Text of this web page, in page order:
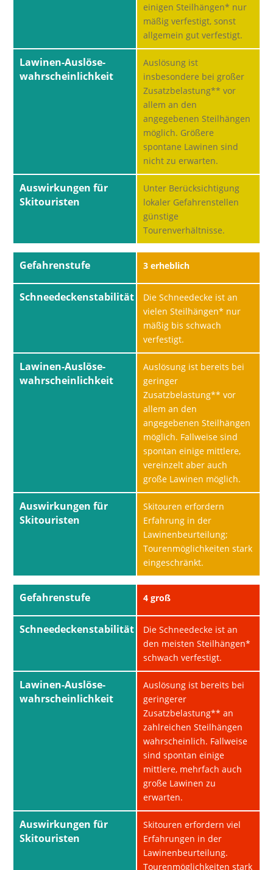
Lawinen-Auslöse-
wahrscheinlichkeit
Auswirkungen für
Skitouristen
einigen Steilhängen* nur
mäßig verfestigt, sonst
allgemein gut verfestigt.
Auslösung ist
insbesondere bei großer
Zusatzbelastung** vor
allem an den
angegebenen Steilhängen
möglich. Größere
spontane Lawinen sind
nicht zu erwarten.
Unter Berücksichtigung
lokaler Gefahrenstellen
günstige
Tourenverhältnisse.
Gefahrenstufe
Schneedeckenstabilität
Lawinen-Auslöse-
wahrscheinlichkeit
Auswirkungen für
Skitouristen
3 erheblich
Die Schneedecke ist an
vielen Steilhängen* nur
mäßig bis schwach
verfestigt.
Auslösung ist bereits bei
geringer
Zusatzbelastung** vor
allem an den
angegebenen Steilhängen
möglich. Fallweise sind
spontan einige mittlere,
vereinzelt aber auch
große Lawinen möglich.
Skitouren erfordern
Erfahrung in der
Lawinenbeurteilung;
Tourenmöglichkeiten stark
eingeschränkt.
Gefahrenstufe
Schneedeckenstabilität
Lawinen-Auslöse-
wahrscheinlichkeit
Auswirkungen für
Skitouristen
4 groß
Die Schneedecke ist an
den meisten Steilhängen*
schwach verfestigt.
Auslösung ist bereits bei
geringerer
Zusatzbelastung** an
zahlreichen Steilhängen
wahrscheinlich. Fallweise
sind spontan einige
mittlere, mehrfach auch
große Lawinen zu
erwarten.
Skitouren erfordern viel
Erfahrungen in der
Lawinenbeurteilung.
Tourenmöglichkeiten stark